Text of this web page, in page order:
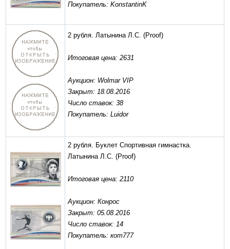
Покупатель: KonstantinK
2 рубля. Латынина Л.С. (Proof)
Итоговая цена: 2631
Аукцион: Wolmar VIP
Закрыт: 18.08.2016
Число ставок: 38
Покупатель: Luidor
2 рубля. Буклет Спортивная гимнастка.
Латынина Л.С. (Proof)
Итоговая цена: 2110
Аукцион: Конрос
Закрыт: 05.08.2016
Число ставок: 14
Покупатель: кот777